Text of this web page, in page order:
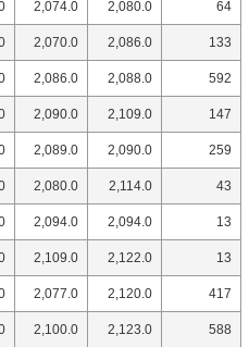
2,074.0 2,080.0 64
2,070.0 2,086.0 133
2,086.0 2,088.0 592
2,090.0 2,109.0 147
2,089.0 2,090.0 259
2,080.0 2,114.0 43
2,094.0 2,094.0 13
2,109.0 2,122.0 13
2,077.0 2,120.0 417
2,100.0 2,123.0 588